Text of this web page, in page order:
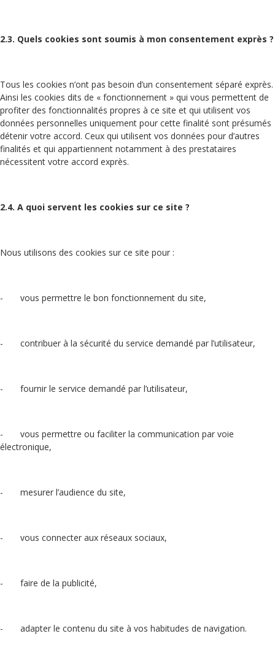
2.3. Quels cookies sont soumis à mon consentement exprès ?
Tous les cookies n’ont pas besoin d’un consentement séparé exprès.
Ainsi les cookies dits de « fonctionnement » qui vous permettent de
profiter des fonctionnalités propres à ce site et qui utilisent vos
données personnelles uniquement pour cette finalité sont présumés
détenir votre accord. Ceux qui utilisent vos données pour d’autres
finalités et qui appartiennent notamment à des prestataires
nécessitent votre accord exprès.
2.4. A quoi servent les cookies sur ce site ?
Nous utilisons des cookies sur ce site pour :
- vous permettre le bon fonctionnement du site,
- contribuer à la sécurité du service demandé par l’utilisateur,
- fournir le service demandé par l’utilisateur,
- vous permettre ou faciliter la communication par voie
électronique,
- mesurer l’audience du site,
- vous connecter aux réseaux sociaux,
- faire de la publicité,
- adapter le contenu du site à vos habitudes de navigation.